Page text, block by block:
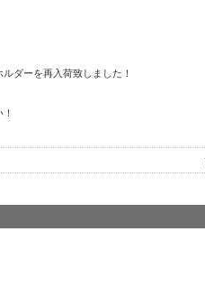
ダーを再入荷致しました！